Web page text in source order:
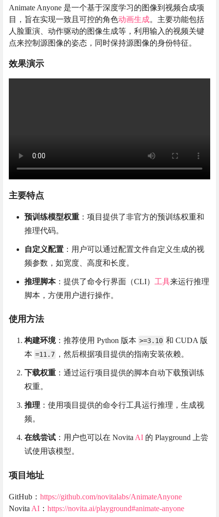
Animate Anyone 是一个基于深度学习的图像到视频合成项
目，旨在实现一致且可控的角色动画生成。主要功能包括
人脸重演、动作驱动的图像生成等，利用输入的视频关键
点来控制源图像的姿态，同时保持源图像的身份特征。
效果演示
主要特点
预训练模型权重 ：项目提供了非官方的预训练权重和
推理代码。
自定义配置 ：用户可以通过配置文件自定义生成的视
频参数，如宽度、高度和长度。
推理脚本：提供了命令行界面（CLI） 工具来运行推理
脚本，方便用户进行操作。
使用方法
构建环境：推荐使用 Python 版本 >=3.10 和 CUDA 版
本 =11.7 ，然后根据项目提供的指南安装依赖。
下载权重 ：通过运行项目提供的脚本自动下载预训练
权重。
推理 ：使用项目提供的命令行工具运行推理，生成视
频。
在线尝试 ：用户也可以在 Novita AI 的 Playground 上尝
试使用该模型。
项目地址
GitHub： https://github.com/novitalabs/AnimateAnyone
Novita AI ： https://novita.ai/playground#animate-anyone